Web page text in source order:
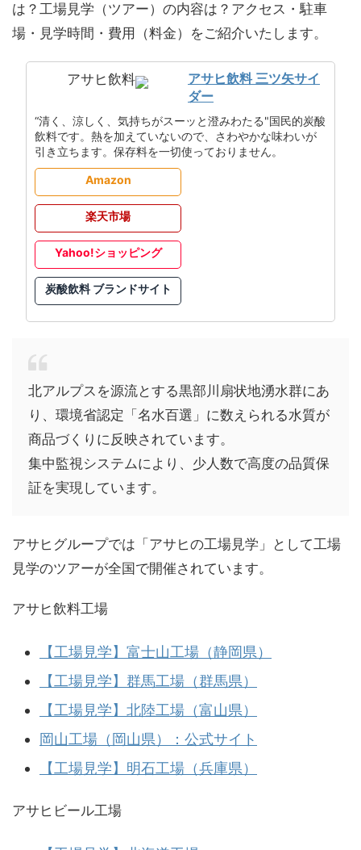
は？工場見学（ツアー）の内容は？アクセス・駐車
場・見学時間・費用（料金）をご紹介いたします。
アサヒ飲料
アサヒ飲料 三ツ矢サイ
ダー
“清く、涼しく、気持ちがスーッと澄みわたる"国民的炭酸
飲料です。熱を加えていないので、さわやかな味わいが
引き立ちます。保存料を一切使っておりません。
Amazon
楽天市場
Yahoo!ショッピング
炭酸飲料 ブランドサイト
北アルプスを源流とする黒部川扇状地湧水群にあ
り、環境省認定「名水百選」に数えられる水質が
商品づくりに反映されています。
集中監視システムにより、少人数で高度の品質保
証を実現しています。
アサヒグループでは「アサヒの工場見学」として工場
見学のツアーが全国で開催されています。
アサヒ飲料工場
【工場見学】富士山工場（静岡県）
【工場見学】群馬工場（群馬県）
【工場見学】北陸工場（富山県）
岡山工場（岡山県）：公式サイト
【工場見学】明石工場（兵庫県）
アサヒビール工場